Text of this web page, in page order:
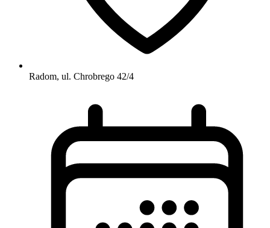
Radom, ul. Chrobrego 42/4